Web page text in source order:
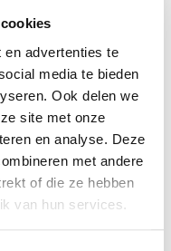
en advertenties te
media te bieden
Ook delen we
site met onze
en analyse. Deze
met andere
of die ze hebben
van hun services.
Voor
het portfolio
wereldwijde